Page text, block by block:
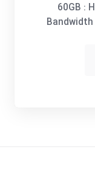
60GB :
Bandwidth